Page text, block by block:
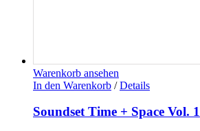
Warenkorb ansehen
In den Warenkorb / Details
Soundset Time + Space Vol. 1